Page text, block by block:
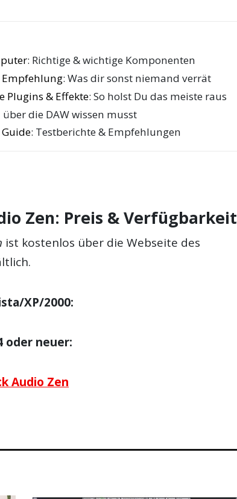
: Richtige & wichtige Komponenten
: Was dir sonst niemand verrät
Plugins & Effekte: So holst Du das meiste raus
über die DAW wissen musst
: Testberichte & Empfehlungen
Zen: Preis & Verfügbarkeit
ist kostenlos über die Webseite des
XP/2000:
oder neuer:
Audio Zen